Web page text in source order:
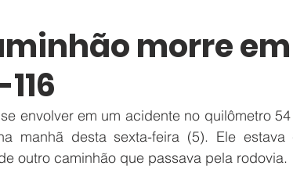
morre em
envolver em um acidente no quilômetro
manhã desta sexta-feira (5). Ele estava
outro caminhão que passava pela rodovia.